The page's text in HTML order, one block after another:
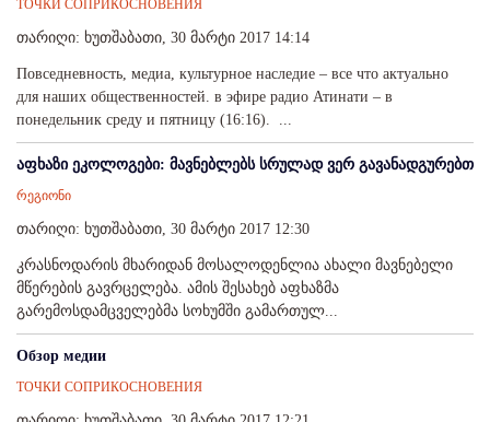
ТОЧКИ СОПРИКОСНОВЕНИЯ
თარიღი: ხუთშაბათი, 30 მარტი 2017 14:14
Повседневность, медиа, культурное наследие – все что актуально
для наших общественностей. в эфире радио Атинати – в
понедельник среду и пятницу (16:16). ...
აფხაზი ეკოლოგები: მავნებლებს სრულად ვერ გავანადგურებთ
რეგიონი
თარიღი: ხუთშაბათი, 30 მარტი 2017 12:30
კრასნოდარის მხარიდან მოსალოდენლია ახალი მავნებელი
მწერების გავრცელება. ამის შესახებ აფხაზმა
გარემოსდამცველებმა სოხუმში გამართულ...
Обзор медии
ТОЧКИ СОПРИКОСНОВЕНИЯ